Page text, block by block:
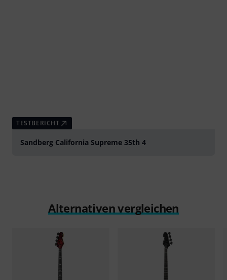
TESTBERICHT
Sandberg California Supreme 35th 4
Alternativen vergleichen